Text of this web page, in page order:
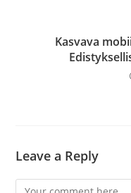
Kasvava
Leave a Reply